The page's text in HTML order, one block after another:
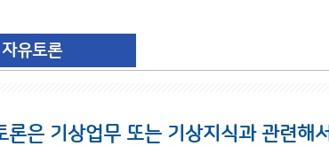
자유토론
론은 기상업무 또는 기상지식과 관련해